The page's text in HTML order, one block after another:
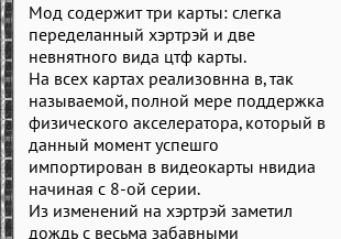
Мод содержит три карты: слегка
переделанный хэртрэй и две
невнятного вида цтф карты.
На всех картах реализовнна в, так
называемой, полной мере поддержка
физического акселератора, который в
данный момент успешго
импортирован в видеокарты нвидиа
начиная с 8-ой серии.
Из изменений на хэртрэй заметил
дождь с весьма забавными